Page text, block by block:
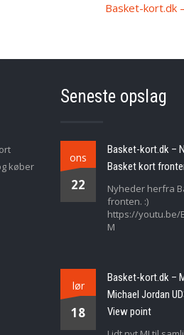
Basket-kort.dk
køber
Seneste opslag
ons
22
Basket-kort.dk –
Basket kort
Nyheder herfra
fronten. :)
https://youtu.be/
M
lør
18
Basket-kort.dk –
Michael Jordan
View point